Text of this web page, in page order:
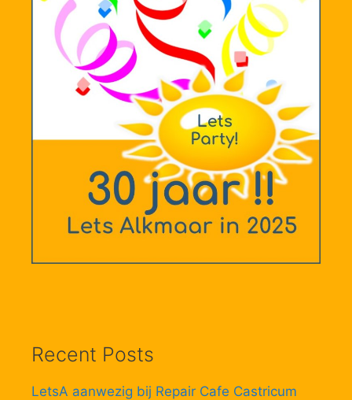
Recent Posts
LetsA aanwezig bij Repair Cafe Castricum